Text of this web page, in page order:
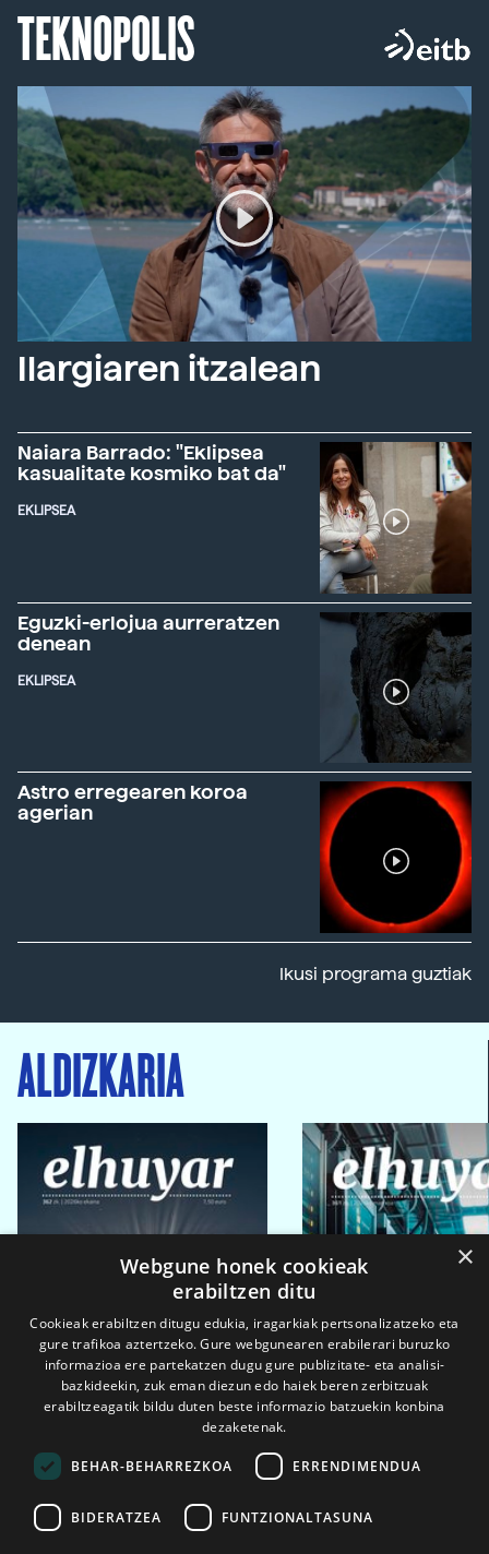
TEKNOPOLIS
Ilargiaren itzalean
Naiara Barrado: "Eklipsea
kasualitate kosmiko bat da"
EKLIPSEA
Eguzki-erlojua aurreratzen
denean
EKLIPSEA
Astro erregearen koroa
agerian
Ikusi programa guztiak
ALDIZKARIA
2026ko eka. 1a 2026ko mar. 1a
×
Webgune honek cookieak
erabiltzen ditu
Cookieak erabiltzen ditugu edukia, iragarkiak pertsonalizatzeko eta
gure trafikoa aztertzeko. Gure webgunearen erabilerari buruzko
informazioa ere partekatzen dugu gure publizitate- eta analisi-
bazkideekin, zuk eman diezun edo haiek beren zerbitzuak
erabiltzeagatik bildu duten beste informazio batzuekin konbina
dezaketenak.
BEHAR-BEHARREZKOA ERRENDIMENDUA
BIDERATZEA FUNTZIONALTASUNA